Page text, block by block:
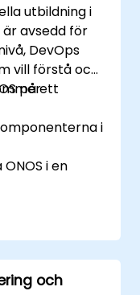
utbildning i
avsedd för
DevOps
vill förstå och
på ett
i
i en
SDN-
och